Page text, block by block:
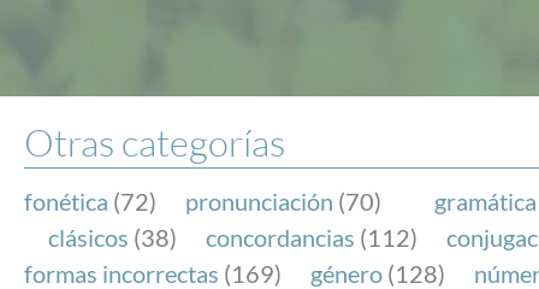
Otras categorías
fonética (72) pronunciación (70) gramática
clásicos (38) concordancias (112)
formas incorrectas (169) género (128)